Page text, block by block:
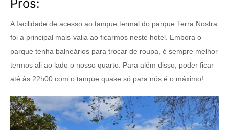
Prós:
A facilidade de acesso ao tanque termal do parque Terra Nostra
foi a principal mais-valia ao ficarmos neste hotel. Embora o
parque tenha balneários para trocar de roupa, é sempre melhor
termos ali ao lado o nosso quarto. Para além disso, poder ficar
até às 22h00 com o tanque quase só para nós é o máximo!